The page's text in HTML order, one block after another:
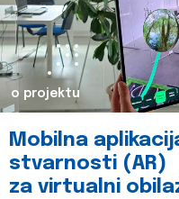
o projektu
Mobilna
stvarnosti (AR)
za virtualni